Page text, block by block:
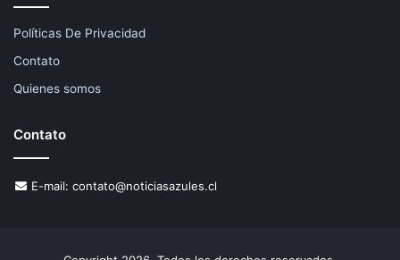
Políticas De Privacidad
Contato
Quienes somos
Contato
E-mail: contato@noticiasazules.cl